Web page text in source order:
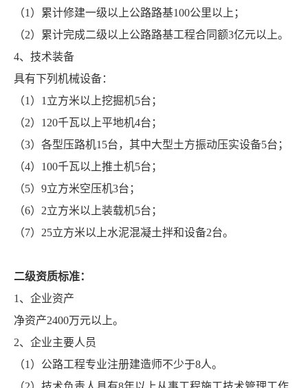
（1）累计修建一级以上公路路基100公里以上；
（2）累计完成二级以上公路路基工程合同额3亿元以上。
4、技术装备
具有下列机械设备：
（1）1立方米以上挖掘机5台；
（2）120千瓦以上平地机4台；
（3）各型压路机15台，其中大型土方振动压实设备5台；
（4）100千瓦以上推土机5台；
（5）9立方米空压机3台；
（6）2立方米以上装载机5台；
（7）25立方米以上水泥混凝土拌和设备2台。
二级资质标准：
1、企业资产
净资产2400万元以上。
2、企业主要人员
（1）公路工程专业注册建造师不少于8人。